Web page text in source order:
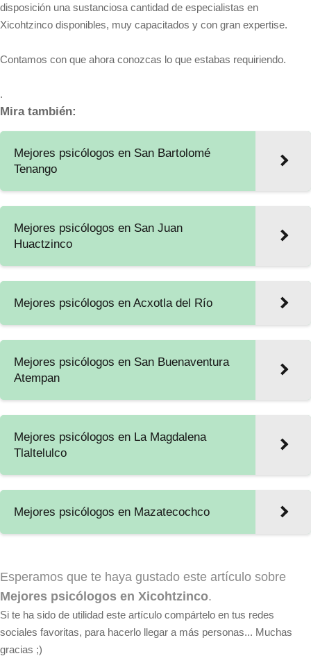
disposición una sustanciosa cantidad de especialistas en
Xicohtzinco disponibles, muy capacitados y con gran expertise.
Contamos con que ahora conozcas lo que estabas requiriendo.
.
Mira también:
Mejores psicólogos en San Bartolomé
Tenango
Mejores psicólogos en San Juan
Huactzinco
Mejores psicólogos en Acxotla del Río
Mejores psicólogos en San Buenaventura
Atempan
Mejores psicólogos en La Magdalena
Tlaltelulco
Mejores psicólogos en Mazatecochco
Esperamos que te haya gustado este artículo sobre
Mejores psicólogos en Xicohtzinco.
Si te ha sido de utilidad este artículo compártelo en tus redes
sociales favoritas, para hacerlo llegar a más personas... Muchas
gracias ;)